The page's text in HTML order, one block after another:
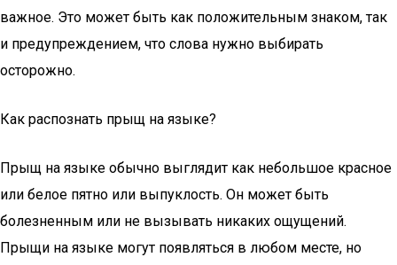
важное. Это может быть как положительным знаком, так
и предупреждением, что слова нужно выбирать
осторожно.
Как распознать прыщ на языке?
Прыщ на языке обычно выглядит как небольшое красное
или белое пятно или выпуклость. Он может быть
болезненным или не вызывать никаких ощущений.
Прыщи на языке могут появляться в любом месте, но